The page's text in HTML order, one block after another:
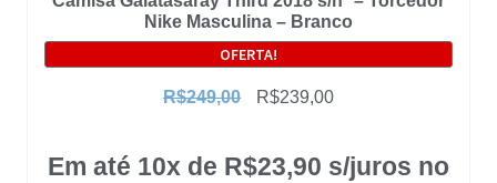
Nike Masculina – Branco
OFERTA!
R$249,00 R$239,00
Em até 10x de R$23,90 s/juros no